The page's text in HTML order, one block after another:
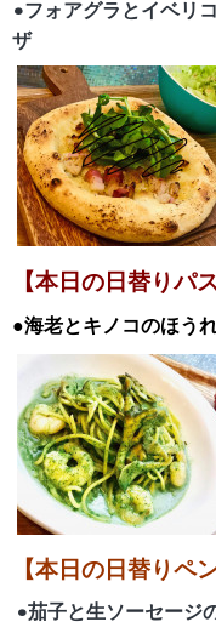
•フォアグラとイベリ
ザ
【本日の日替りパ
●海老とキノコのほう
【本日の日替りペ
•茄子と生ソーセージ